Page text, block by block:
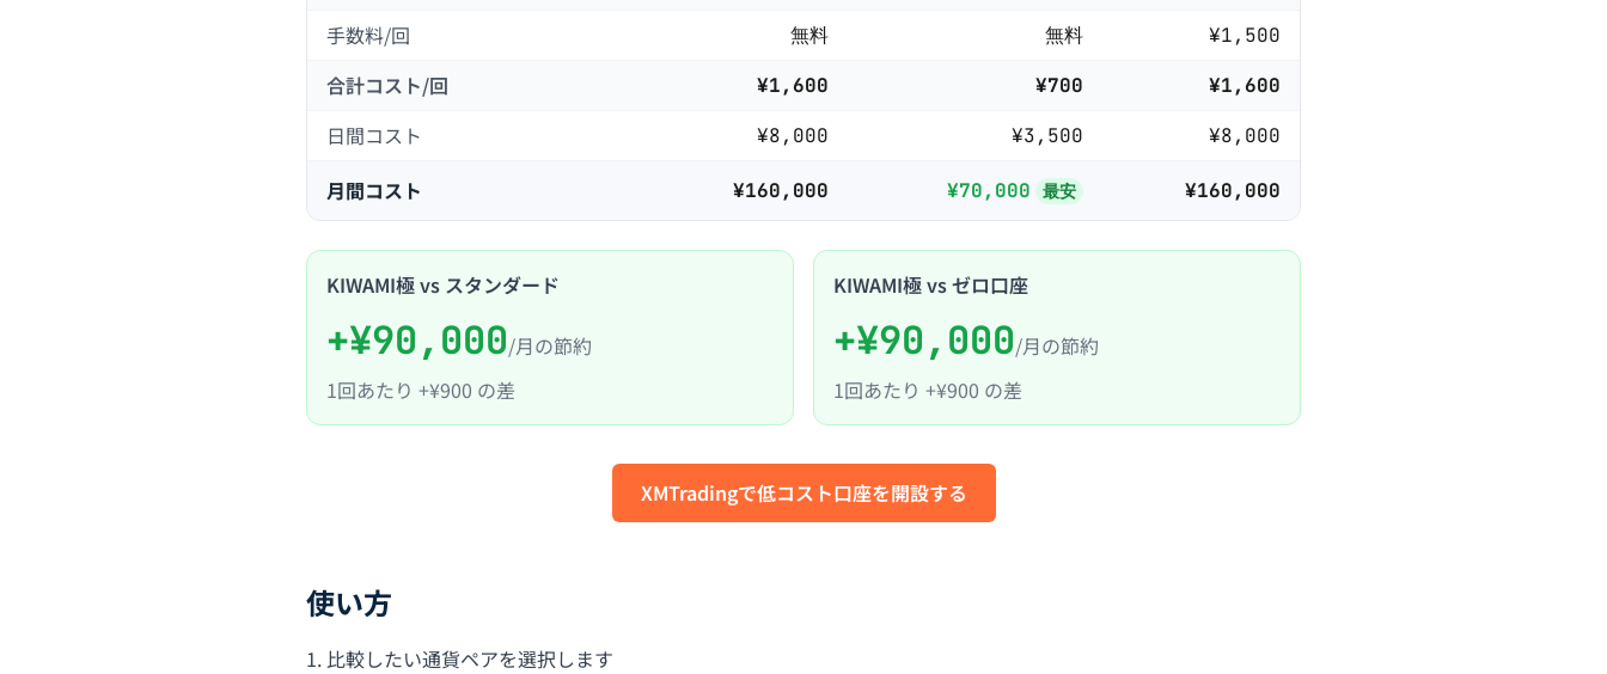
手数料/回 無料 無料 ¥1,500
合計コスト/回 ¥1,600 ¥700 ¥1,600
日間コスト ¥8,000 ¥3,500 ¥8,000
月間コスト ¥160,000 ¥70,000 最安 ¥160,000
KIWAMI極 vs スタンダード
+¥90,000/月の節約
1回あたり +¥900 の差
KIWAMI極 vs ゼロ口座
+¥90,000/月の節約
1回あたり +¥900 の差
XMTradingで低コスト口座を開設する
使い方
比較したい通貨ペアを選択します